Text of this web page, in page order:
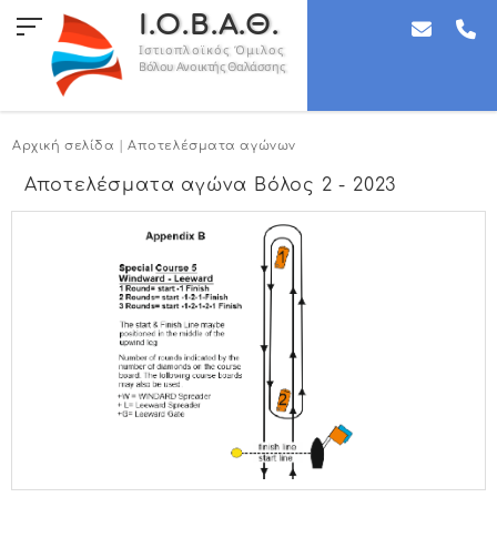
Ι.Ο.Β.Α.Θ.
Ιστιοπλοϊκός Όμιλος
Βόλου Ανοικτής Θαλάσσης
Αρχική σελίδα |Αποτελέσματα αγώνων
Αποτελέσματα αγώνα Βόλος 2 - 2023